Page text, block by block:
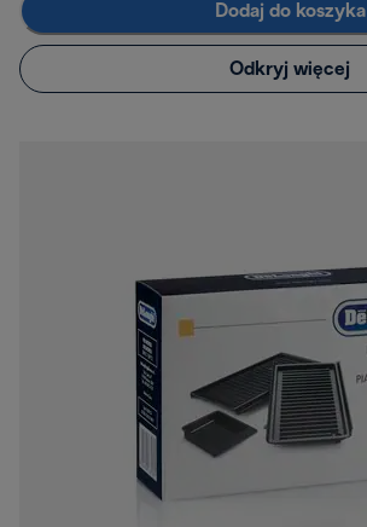
Dodaj do koszyka
Odkryj więcej